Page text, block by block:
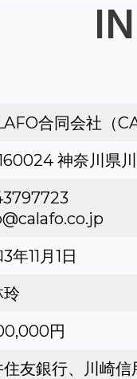
合同会社（
神奈川県
年11月1日
玲
円
住友銀行、川崎